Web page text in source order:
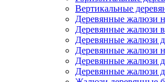
Вертикальные
Деревянные жалюзи
Деревянные жалюзи
Деревянные жалюзи
Деревянные жалюзи
Деревянные жалюзи
Деревянные жалюзи